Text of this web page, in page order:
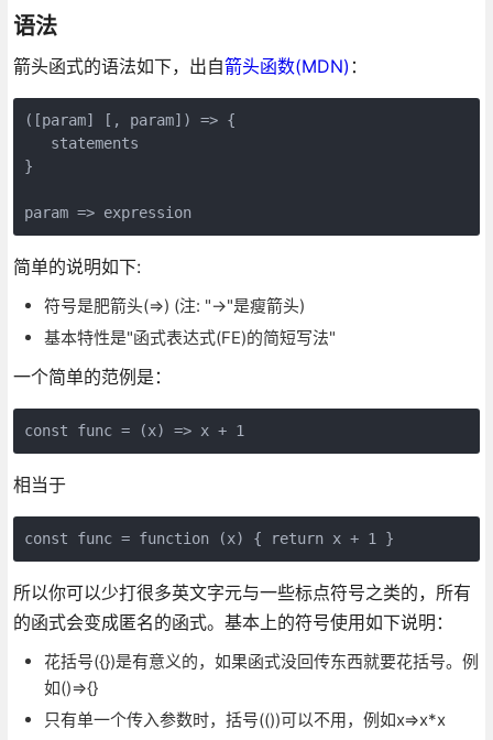
语法
箭头函式的语法如下，出自箭头函数(MDN) ：
([param] [, param]) => {
   statements
}
param => expression
简单的说明如下:
符号是肥箭头(=>) (注: "->"是瘦箭头)
基本特性是"函式表达式(FE)的简短写法"
一个简单的范例是：
相当于
所以你可以少打很多英文字元与一些标点符号之类的，所有
的函式会变成匿名的函式。基本上的符号使用如下说明：
花括号({})是有意义的，如果函式没回传东西就要花括号。例
如()=>{}
只有单一个传入参数时，括号(())可以不用，例如x=>x*x